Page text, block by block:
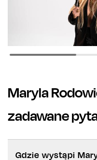
Maryla
zadawane
Gdzie wystąpi